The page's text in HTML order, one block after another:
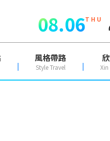
08.06T H U
風格帶路
Style Travel